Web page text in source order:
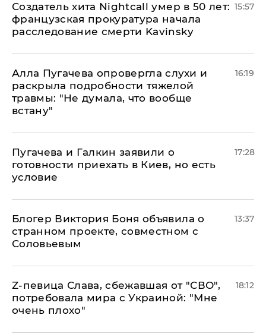
Создатель хита Nightcall умер в 50 лет:
французская прокуратура начала
расследование смерти Kavinsky
15:57
Алла Пугачева опровергла слухи и
раскрыла подробности тяжелой
травмы: "Не думала, что вообще
встану"
16:19
Пугачева и Галкин заявили о
готовности приехать в Киев, но есть
условие
17:28
Блогер Виктория Боня объявила о
странном проекте, совместном с
Соловьевым
13:37
Z-певица Слава, сбежавшая от "СВО",
потребовала мира с Украиной: "Мне
очень плохо"
18:12